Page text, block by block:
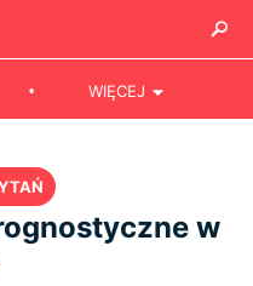
WIĘCEJ
w